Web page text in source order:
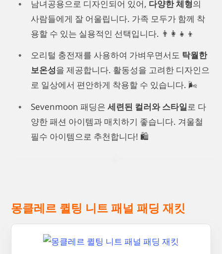
남녀공용으로 디자인되어 있어, 다양한 체형의
사람들에게 잘 어울립니다. 가족 모두가 함께 착
용할 수 있는 실용적인 선택입니다. 👨‍👩‍👧‍👦
오리털 충전재를 사용하여 가벼우면서도 탁월한
보온성을 제공합니다. 활동성을 고려한 디자인으
로 일상에서 편안하게 착용할 수 있습니다. 🌬️
Sevenmoon 패딩은 세련된 컬러와 스타일로 다
양한 패션 아이템과 매치하기 좋습니다. 겨울철
필수 아이템으로 추천합니다! 🛍️
몽클레르 퀼팅 니트 패널 패딩 재킷